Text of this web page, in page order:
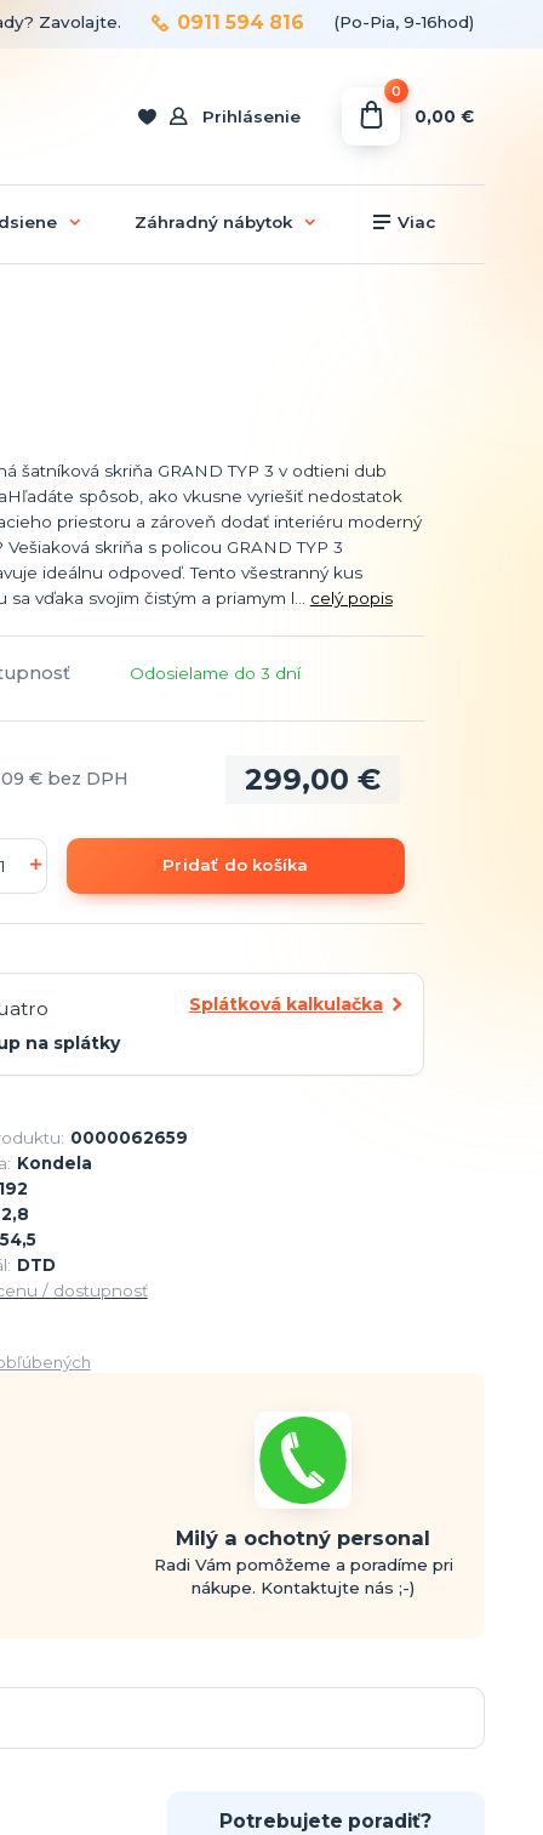
Prihlásenie
Zavolajte. 0911 594 816 (Po-Pia, 9-16hod)
0
0,00 €
Záhradný nábytok Viac
šatníková skriňa GRAND TYP 3 v odtieni dub
spôsob, ako vkusne vyriešiť nedostatok
priestoru a zároveň dodať interiéru moderný
Vešiaková skriňa s policou GRAND TYP 3
ideálnu odpoveď. Tento všestranný kus
sa vďaka svojim čistým a priamym l... celý popis
Odosielame do 3 dní
299,00 €
€ bez DPH
Pridať do košíka
Splátková kalkulačka
na splátky
0000062659
Kondela
192
54,5
DTD
/ dostupnosť
Milý a ochotný personal
Radi Vám pomôžeme a poradíme pri
nákupe. Kontaktujte nás ;-)
Potrebujete poradiť?